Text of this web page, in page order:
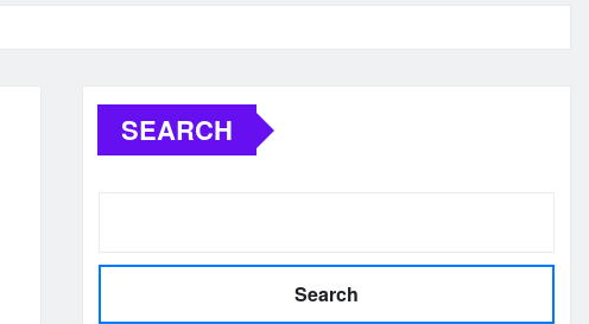
SEARCH
Search